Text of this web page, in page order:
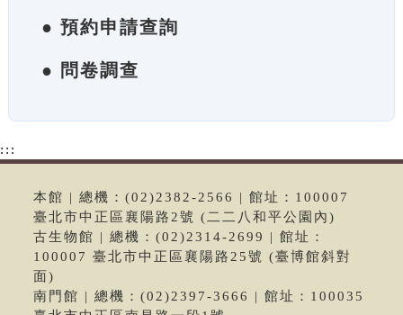
● 預約申請查詢
● 問卷調查
:::
本館 | 總機：(02)2382-2566 | 館址：100007
臺北市中正區襄陽路2號 (二二八和平公園內)
古生物館 | 總機：(02)2314-2699 | 館址：
100007 臺北市中正區襄陽路25號 (臺博館斜對
面)
南門館 | 總機：(02)2397-3666 | 館址：100035